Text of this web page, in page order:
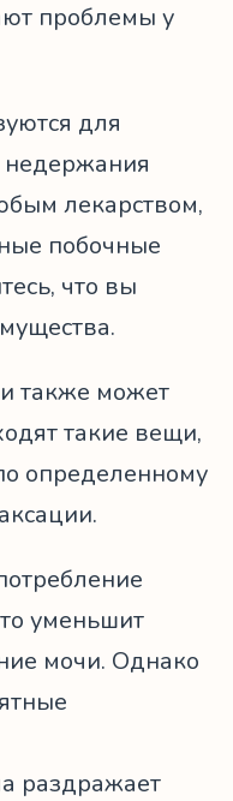
проблемы у
для
недержания
лекарством,
побочные
что вы
также может
такие вещи,
определенному
уменьшит
мочи. Однако
раздражает